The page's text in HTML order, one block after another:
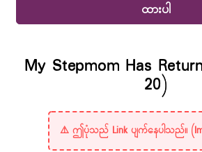
ထားပါ
My Stepmom Has
20)